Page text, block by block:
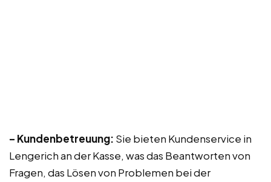
– Kundenbetreuung: Sie bieten Kundenservice in
Lengerich an der Kasse, was das Beantworten von
Fragen, das Lösen von Problemen bei der